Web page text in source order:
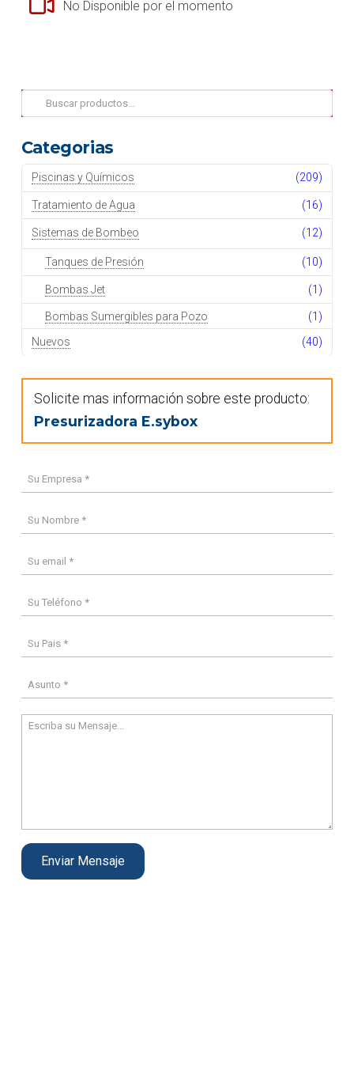
No Disponible por el momento
Buscar
por:
Categorias
Piscinas y Químicos (209)
Tratamiento de Agua (16)
Sistemas de Bombeo (12)
Tanques de Presión (10)
Bombas Jet (1)
Bombas Sumergibles para Pozo
(1)
Nuevos
(40)
Solicite mas información sobre este producto:
Presurizadora E.sybox